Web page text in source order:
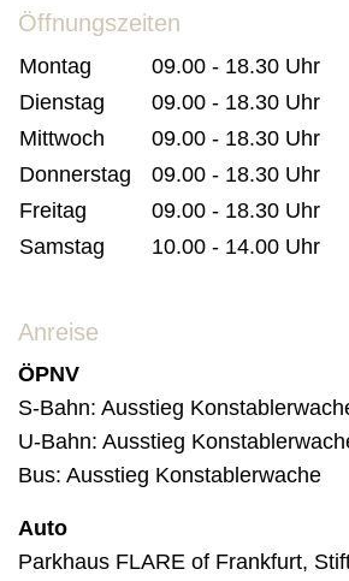
Öffnungszeiten
Montag
09.00 - 18.30 Uhr
Dienstag
09.00 - 18.30 Uhr
Mittwoch
09.00 - 18.30 Uhr
Donnerstag 09.00 - 18.30 Uhr
Freitag
09.00 - 18.30 Uhr
Samstag
10.00 - 14.00 Uhr
Anreise
ÖPNV
S-Bahn: Ausstieg
U-Bahn: Ausstieg
Bus: Ausstieg Konstablerwache
Auto
Parkhaus FLARE of Frankfurt,